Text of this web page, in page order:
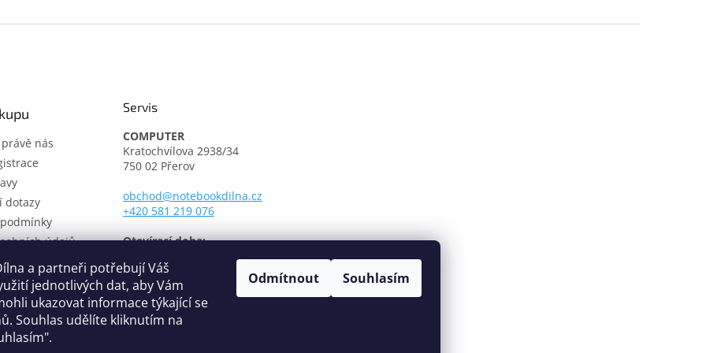
a partneři potřebují Váš
jednotlivých dat, aby Vám
ukazovat informace týkající se
Souhlas udělíte kliknutím na
Odmítnout Souhlasím
nás
dotazy
údajů
řád
Servis
COMPUTER
Kratochvílova 2938/34
750 02 Přerov
obchod@notebookdilna.cz
+420 581 219 076
Otevírací doba:
Pondělí - Pátek: 9.00 - 17.00